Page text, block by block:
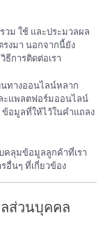
วม ใช้ และประมวลผล
งมา นอกจากนี้ยัง
การติดต่อเรา
ทางออนไลน์หลาก
ะแพลตฟอร์มออนไลน์
ข้อมูลที่ให้ไว้ในคำแถลง
คลุมข้อมูลลูกค้าที่เรา
อื่นๆ ที่เกี่ยวข้อง
ส่วนบุคคล